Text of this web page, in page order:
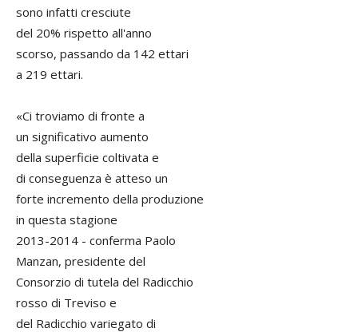
sono infatti cresciute
del 20% rispetto all'anno
scorso, passando da 142 ettari
a 219 ettari.
«Ci troviamo di fronte a
un significativo aumento
della superficie coltivata e
di conseguenza è atteso un
forte incremento della produzione
in questa stagione
2013-2014 - conferma Paolo
Manzan, presidente del
Consorzio di tutela del Radicchio
rosso di Treviso e
del Radicchio variegato di